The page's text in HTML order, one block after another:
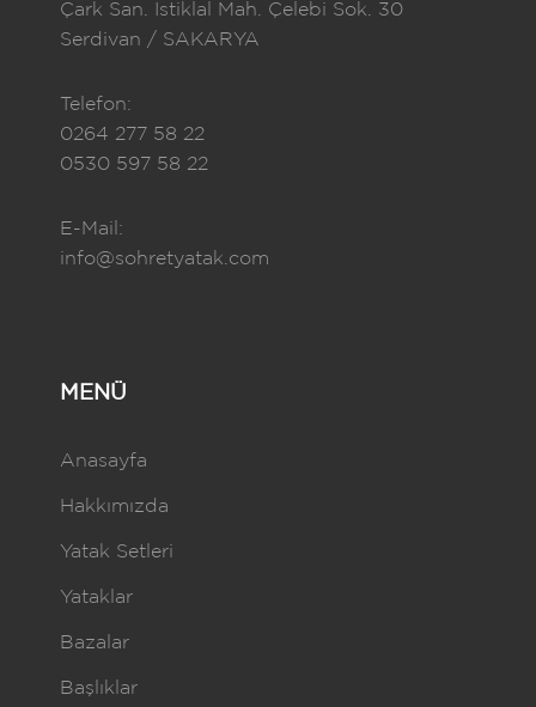
Çark San. İstiklal Mah. Çelebi Sok. 30
Serdivan / SAKARYA
Telefon:
0264 277 58 22
0530 597 58 22
E-Mail:
info@sohretyatak.com
MENÜ
Anasayfa
Hakkımızda
Yatak Setleri
Yataklar
Bazalar
Başlıklar